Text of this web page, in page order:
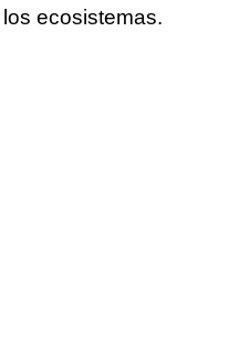
ecosistemas.